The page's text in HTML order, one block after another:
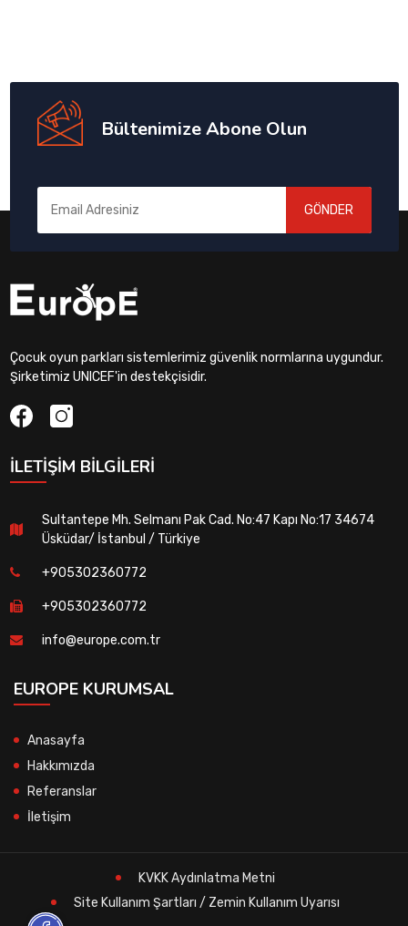
Bültenimize Abone Olun
GÖNDER
Çocuk oyun parkları sistemlerimiz güvenlik normlarına uygundur.
Şirketimiz UNICEF'in destekçisidir.
İLETIŞIM BILGILERI
Sultantepe Mh. Selmanı Pak Cad. No:47 Kapı No:17 34674
Üsküdar/ İstanbul / Türkiye
+905302360772
+905302360772
info@europe.com.tr
EUROPE KURUMSAL
Anasayfa
Hakkımızda
Referanslar
İletişim
KVKK Aydınlatma Metni
Site Kullanım Şartları / Zemin Kullanım Uyarısı